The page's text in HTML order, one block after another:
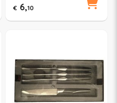
€ 6,10